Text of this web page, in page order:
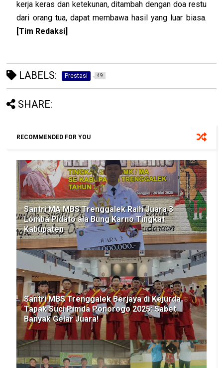
kerja keras dan ketekunan, ditambah dengan doa restu
dari orang tua, dapat membawa hasil yang luar biasa.
[Tim Redaksi]
LABELS: Prestasi 49
SHARE:
RECOMMENDED FOR YOU
Santri MA MBS Trenggalek Raih Juara 3
Lomba Pidato ala Bung Karno Tingkat
Kabupaten
Santri MBS Trenggalek Berjaya di Kejurda
Tapak Suci Pimda Ponorogo 2025: Sabet
Banyak Gelar Juara!